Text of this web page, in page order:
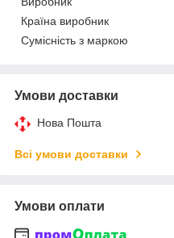
Країна виробник
Сумісність з маркою
Умови доставки
Нова Пошта
Всі умови доставки
Умови оплати